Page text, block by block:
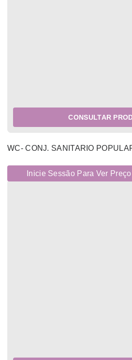
CONSULTAR
WC- CONJ. SANITARIO
Inicie Sessão Para Ver Preço